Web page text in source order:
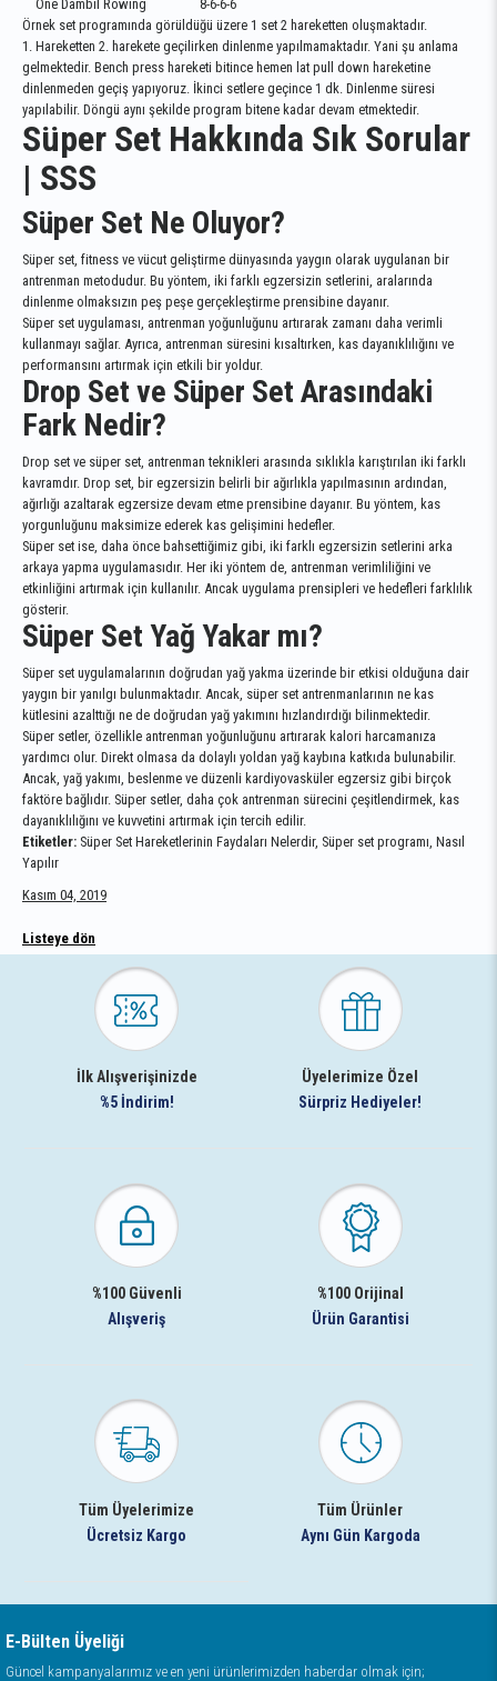
One Dambıl Rowing 8-6-6-6
Örnek set programında görüldüğü üzere 1 set 2 hareketten oluşmaktadır.
1. Hareketten 2. harekete geçilirken dinlenme yapılmamaktadır. Yani şu anlama
gelmektedir. Bench press hareketi bitince hemen lat pull down hareketine
dinlenmeden geçiş yapıyoruz. İkinci setlere geçince 1 dk. Dinlenme süresi
yapılabilir. Döngü aynı şekilde program bitene kadar devam etmektedir.
Süper Set Hakkında Sık Sorular
| SSS
Süper Set Ne Oluyor?
Süper set, fitness ve vücut geliştirme dünyasında yaygın olarak uygulanan bir
antrenman metodudur. Bu yöntem, iki farklı egzersizin setlerini, aralarında
dinlenme olmaksızın peş peşe gerçekleştirme prensibine dayanır.
Süper set uygulaması, antrenman yoğunluğunu artırarak zamanı daha verimli
kullanmayı sağlar. Ayrıca, antrenman süresini kısaltırken, kas dayanıklılığını ve
performansını artırmak için etkili bir yoldur.
Drop Set ve Süper Set Arasındaki
Fark Nedir?
Drop set ve süper set, antrenman teknikleri arasında sıklıkla karıştırılan iki farklı
kavramdır. Drop set, bir egzersizin belirli bir ağırlıkla yapılmasının ardından,
ağırlığı azaltarak egzersize devam etme prensibine dayanır. Bu yöntem, kas
yorgunluğunu maksimize ederek kas gelişimini hedefler.
Süper set ise, daha önce bahsettiğimiz gibi, iki farklı egzersizin setlerini arka
arkaya yapma uygulamasıdır. Her iki yöntem de, antrenman verimliliğini ve
etkinliğini artırmak için kullanılır. Ancak uygulama prensipleri ve hedefleri farklılık
gösterir.
Süper Set Yağ Yakar mı?
Süper set uygulamalarının doğrudan yağ yakma üzerinde bir etkisi olduğuna dair
yaygın bir yanılgı bulunmaktadır. Ancak, süper set antrenmanlarının ne kas
kütlesini azalttığı ne de doğrudan yağ yakımını hızlandırdığı bilinmektedir.
Süper setler, özellikle antrenman yoğunluğunu artırarak kalori harcamanıza
yardımcı olur. Direkt olmasa da dolaylı yoldan yağ kaybına katkıda bulunabilir.
Ancak, yağ yakımı, beslenme ve düzenli kardiyovasküler egzersiz gibi birçok
faktöre bağlıdır. Süper setler, daha çok antrenman sürecini çeşitlendirmek, kas
dayanıklılığını ve kuvvetini artırmak için tercih edilir.
Etiketler: Süper Set Hareketlerinin Faydaları Nelerdir, Süper set programı, Nasıl
Yapılır
Kasım 04, 2019
Listeye dön
İlk Alışverişinizde
%5 İndirim!
Üyelerimize Özel
Sürpriz Hediyeler!
%100 Güvenli
Alışveriş
%100 Orijinal
Ürün Garantisi
Tüm Üyelerimize
Ücretsiz Kargo
Tüm Ürünler
Aynı Gün Kargoda
E-Bülten Üyeliği
Güncel kampanyalarımız ve en yeni ürünlerimizden haberdar olmak için;